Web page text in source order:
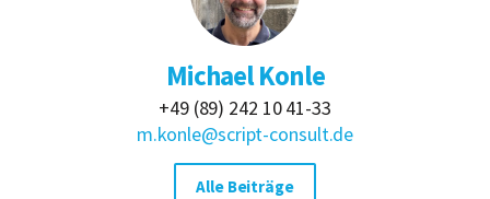
Michael Konle
+49 (89) 242 10 41-33
m.konle@script-consult.de
Alle Beiträge